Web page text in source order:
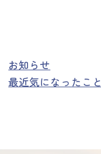
お知らせ
最近気になったこと